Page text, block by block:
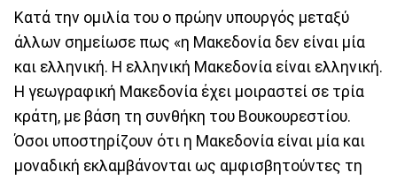
Κατά την ομιλία του ο πρώην υπουργός μεταξύ
άλλων σημείωσε πως «η Μακεδονία δεν είναι μία
και ελληνική. Η ελληνική Μακεδονία είναι ελληνική.
Η γεωγραφική Μακεδονία έχει μοιραστεί σε τρία
κράτη, με βάση τη συνθήκη του Βουκουρεστίου.
Όσοι υποστηρίζουν ότι η Μακεδονία είναι μία και
μοναδική εκλαμβάνονται ως αμφισβητούντες τη